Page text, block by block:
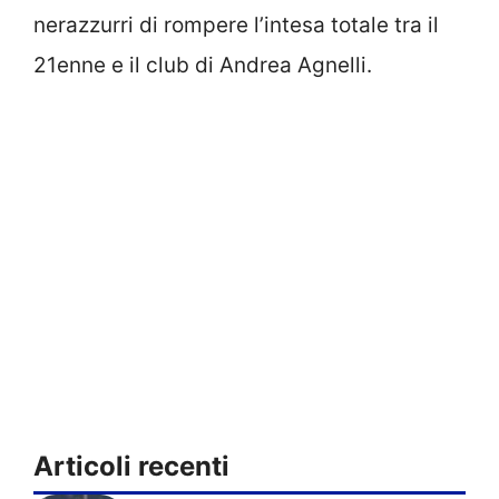
nerazzurri di rompere l’intesa totale tra il
21enne e il club di Andrea Agnelli.
Articoli recenti